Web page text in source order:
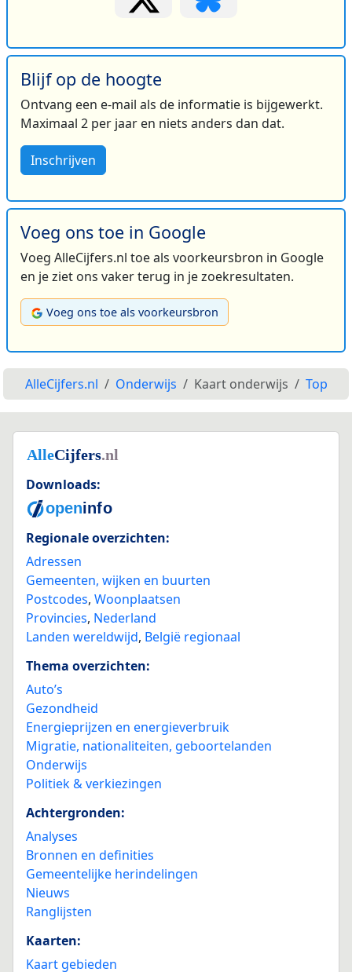
Blijf op de hoogte
Ontvang een e-mail als de informatie is bijgewerkt.
Maximaal 2 per jaar en niets anders dan dat.
Inschrijven
Voeg ons toe in Google
Voeg AlleCijfers.nl toe als voorkeursbron in Google
en je ziet ons vaker terug in je zoekresultaten.
Voeg ons toe als voorkeursbron
AlleCijfers.nl Onderwijs Kaart onderwijs Top
Downloads:
Regionale overzichten:
Adressen
Gemeenten, wijken en buurten
Postcodes, Woonplaatsen
Provincies, Nederland
Landen wereldwijd, België regionaal
Thema overzichten:
Auto’s
Gezondheid
Energieprijzen en energieverbruik
Migratie, nationaliteiten, geboortelanden
Onderwijs
Politiek & verkiezingen
Achtergronden:
Analyses
Bronnen en definities
Gemeentelijke herindelingen
Nieuws
Ranglijsten
Kaarten:
Kaart gebieden